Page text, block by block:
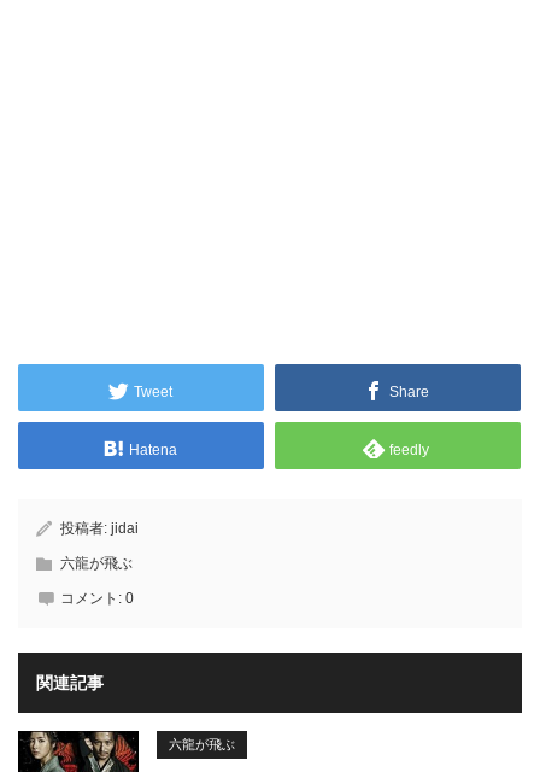
Tweet Share
Hatena feedly
投稿者: jidai
六龍が飛ぶ
コメント: 0
関連記事
六龍が飛ぶ